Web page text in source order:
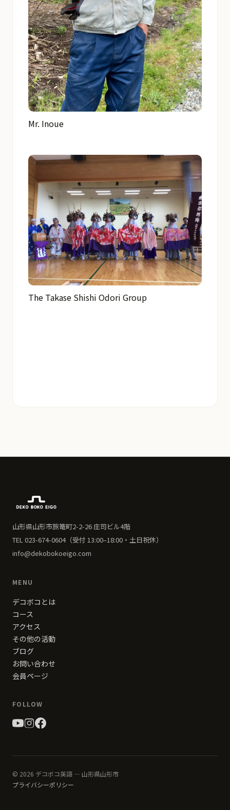
Mr. Inoue
The Takase Shishi Odori Group
山形県山形市旅篭町2-2-26 庄司ビル4階
TEL 023-674-0604（受付 13:00–18:00・土日祝休）
info@dekobokoeigo.com
MENU
デコボコとは
コース
アクセス
その他の活動
ブログ
お問い合わせ
会員ページ
FOLLOW
© 2026 デコボコ英語 — 山形県山形市
プライバシーポリシー